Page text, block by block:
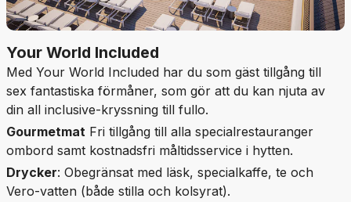
Your World Included
Med Your World Included har du som gäst tillgång till
sex fantastiska förmåner, som gör att du kan njuta av
din all inclusive-kryssning till fullo.
Gourmetmat Fri tillgång till alla specialrestauranger
ombord samt kostnadsfri måltidsservice i hytten.
Drycker: Obegränsat med läsk, specialkaffe, te och
Vero-vatten (både stilla och kolsyrat).